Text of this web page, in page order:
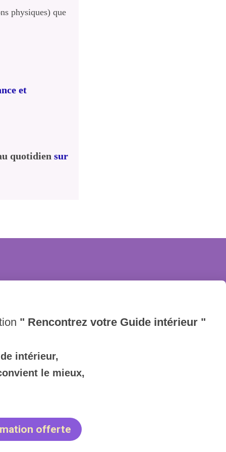
physiques) que
et
quotidien sur
" Rencontrez votre Guide intérieur "
intérieur,
le mieux,
offerte